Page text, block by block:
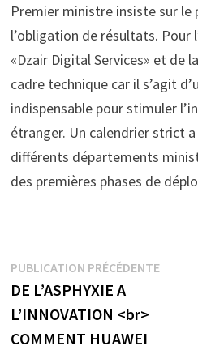
Premier ministre insiste sur
l’obligation de résultats. Pour
«Dzair Digital Services» et de
cadre technique car il s’agit
indispensable pour stimuler
étranger. Un calendrier strict
différents départements
des premières phases de
Navigation
de
l’article
PUBLICATION PRÉCÉDENTE
DE L’ASPHYXIE A
L’INNOVATION <br>
COMMENT HUAWEI